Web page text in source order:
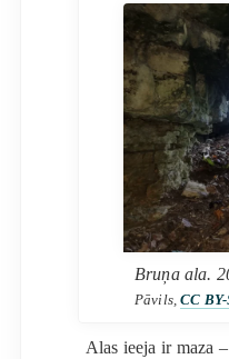
Bruņa ala.
Pāvils,CC
Alas ieeja ir maza